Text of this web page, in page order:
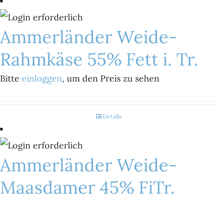
Ammerländer Weide-
Rahmkäse 55% Fett i. Tr.
Bitte einloggen, um den Preis zu sehen
Details
Ammerländer Weide-
Maasdamer 45% FiTr.